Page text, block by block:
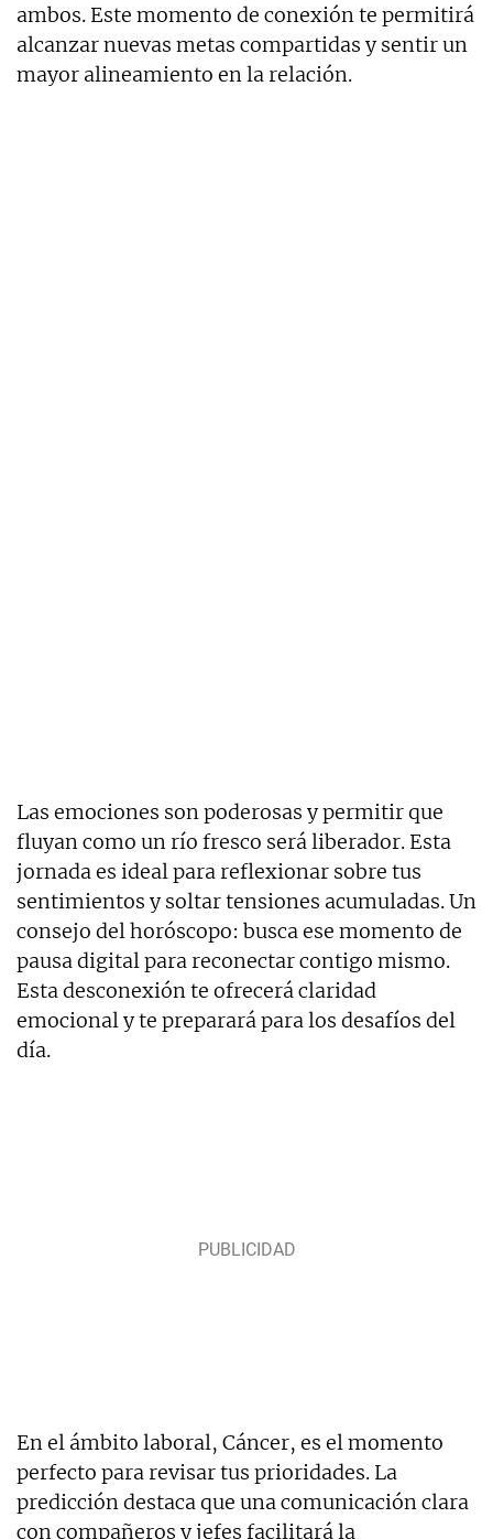
ambos. Este momento de conexión te permitirá
alcanzar nuevas metas compartidas y sentir un
mayor alineamiento en la relación.
Las emociones son poderosas y permitir que
fluyan como un río fresco será liberador. Esta
jornada es ideal para reflexionar sobre tus
sentimientos y soltar tensiones acumuladas. Un
consejo del horóscopo: busca ese momento de
pausa digital para reconectar contigo mismo.
Esta desconexión te ofrecerá claridad
emocional y te preparará para los desafíos del
día.
En el ámbito laboral, Cáncer, es el momento
perfecto para revisar tus prioridades. La
predicción destaca que una comunicación clara
con compañeros y jefes facilitará la